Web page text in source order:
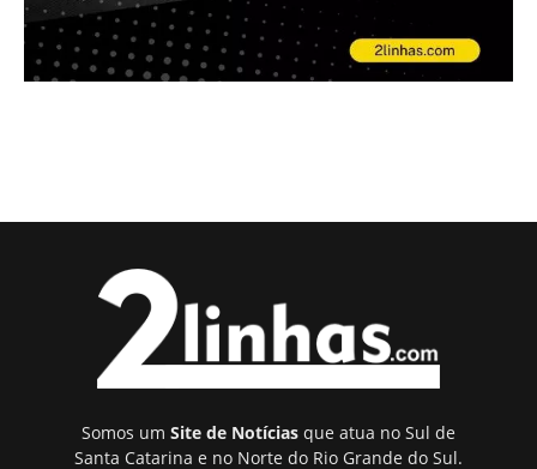
Somos um Site de Notíciasque atua no Sul de
Santa Catarina e no Norte do Rio Grande do Sul.